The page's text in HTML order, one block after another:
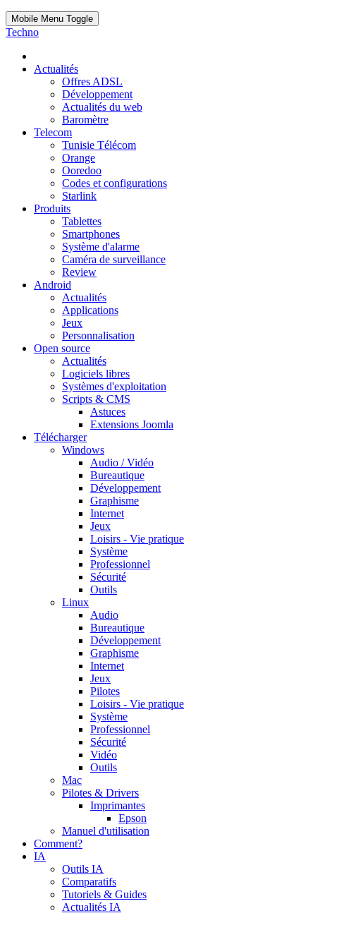
Mobile Menu Toggle
Techno
Actualités
Offres ADSL
Développement
Actualités du web
Baromètre
Telecom
Tunisie Télécom
Orange
Ooredoo
Codes et configurations
Starlink
Produits
Tablettes
Smartphones
Système d'alarme
Caméra de surveillance
Review
Android
Actualités
Applications
Jeux
Personnalisation
Open source
Actualités
Logiciels libres
Systèmes d'exploitation
Scripts & CMS
Astuces
Extensions Joomla
Télécharger
Windows
Audio / Vidéo
Bureautique
Développement
Graphisme
Internet
Jeux
Loisirs - Vie pratique
Système
Professionnel
Sécurité
Outils
Linux
Audio
Bureautique
Développement
Graphisme
Internet
Jeux
Pilotes
Loisirs - Vie pratique
Système
Professionnel
Sécurité
Vidéo
Outils
Mac
Pilotes & Drivers
Imprimantes
Epson
Manuel d'utilisation
Comment?
IA
Outils IA
Comparatifs
Tutoriels & Guides
Actualités IA